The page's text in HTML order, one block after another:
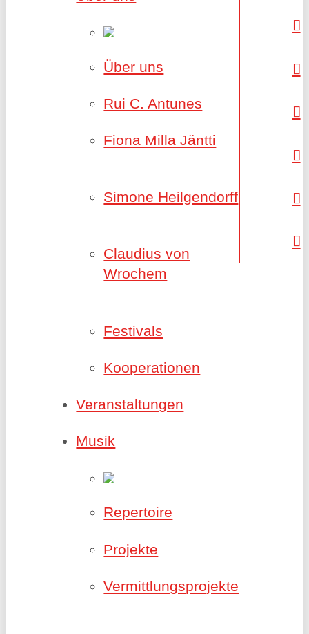
Über uns
Rui C. Antunes
Fiona Milla Jäntti
Simone Heilgendorff
Claudius von
Wrochem
Festivals
Kooperationen
Veranstaltungen
Musik
Repertoire
Projekte
Vermittlungsprojekte